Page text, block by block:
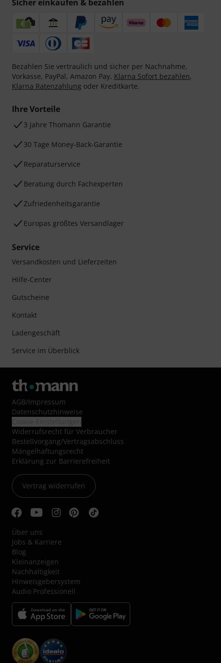
Sicher einkaufen & bezahlen
Bezahlen Sie vertraulich und sicher per Nachnahme,
Vorkasse, PayPal, Amazon Pay, Klarna Sofort bezahlen,
Klarna Ratenzahlung oder Kreditkarte.
Ihre Vorteile
3 Jahre Thomann Garantie
30 Tage Money-Back-Garantie
Reparaturservice
Beratung durch Fachexperten
Zufriedenheitsgarantie
Europas größtes Versandlager
Service
Versandkosten und Lieferzeiten
Hilfe-Center
Gutscheine
Kontakt
Ladengeschäft
Service im Überblick
AGB/Impressum
Datenschutzhinweise
Widerrufsrecht für Verbraucher
Bestellvorgang/Vertragsabschluss
Mängelhaftungsrecht
Erklärung zur Barrierefreiheit
Vertrag widerrufen
Über uns
Jobs & Karriere
Blog
Kleinanzeigen
Nachhaltigkeit
Hinweisgebersystem
Audio Professionell